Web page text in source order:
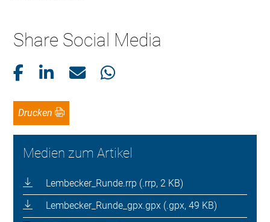
Share Social Media
Drucken
Medien zum Artikel
Lembecker_Runde.rrp (.rrp, 2 KB)
Lembecker_Runde_gpx.gpx (.gpx, 49 KB)